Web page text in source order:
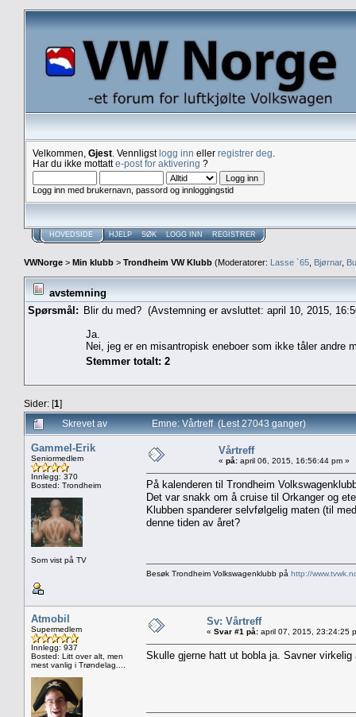
Velkommen, Gjest . Vennligstlogg inn eller registrer deg
Har du ikke mottatte-post for aktivering ?
Logg inn med brukernavn, passord og innloggingstid
HOVEDSIDE HJELP SØK LOGG INN REGISTRER
VWNorge > Min klubb > Trondheim VW Klubb (Moderatorer: Lasse `65 Bjørnar,
avstemning
Spørsmål: Blir du med? (Avstemning er avsluttet: april 10, 2015,
Ja.
Nei, jeg er en misantropisk eneboer som ikke tåler andre
Stemmer totalt: 2
Sider: [1]
Skrevet av
Emne: Vårtreff (Lest 27043 ganger)
Gammel-Erik
Seniormedlem
Innlegg: 370
Bosted: Trondheim
Som vist på TV
Vårtreff
« på: april 06, 2015, 16:56:44 pm »
På kalenderen til Trondheim
Det var snakk om å cruise til Orkanger og
Klubben spanderer selvfølgelig maten (til
denne tiden av året?
Besøk Trondheim Volkswagenklubb på http://
Atmobil
Supermedlem
Innlegg: 937
Bosted: Litt over alt, men
mest vanlig i Trøndelag....
Sv: Vårtreff
« Svar #1 på: april 07, 2015, 23:24:25
Skulle gjerne hatt ut bobla ja. Savner virkelig